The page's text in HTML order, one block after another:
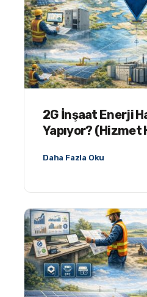
2G İnşaat Enerji
Yapıyor? (Hizmet
Daha Fazla Oku